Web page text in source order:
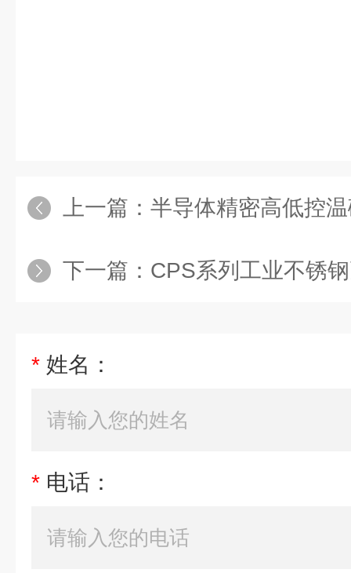
上一篇： 半导体精密高低控
下一篇： CPS系列工业不锈
* 姓名：
* 电话：